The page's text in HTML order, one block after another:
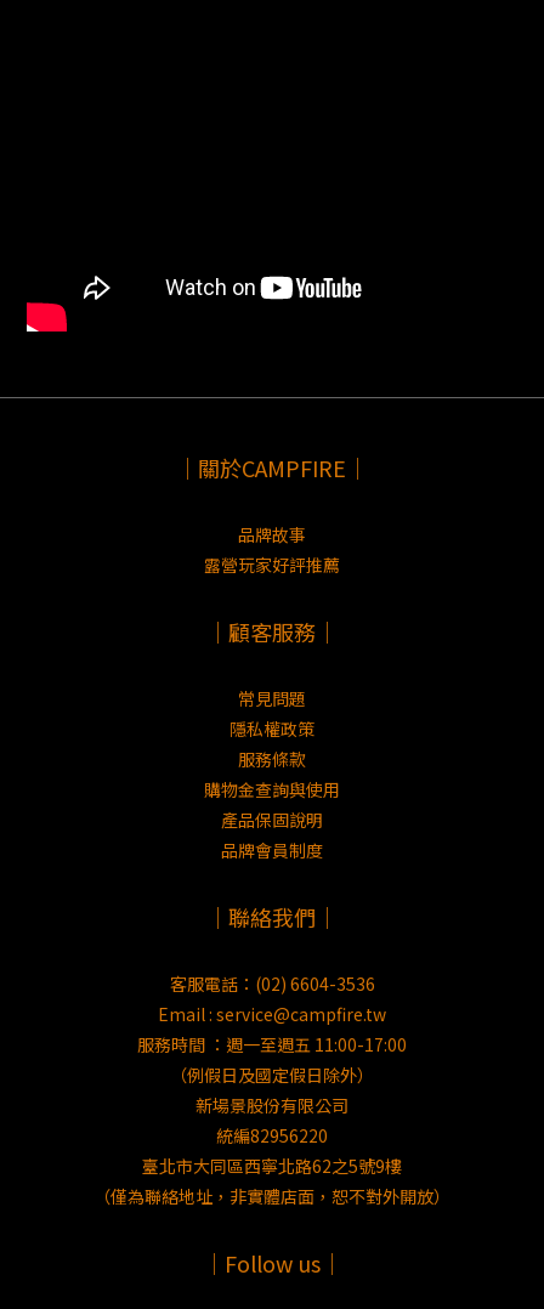
｜關於CAMPFIRE｜
品牌故事
露營玩家好評推薦
｜顧客服務｜
常見問題
隱私權政策
服務條款
購物金查詢與使用
產品保固說明
品牌會員制度
｜聯絡我們｜
客服電話：(02) 6604-3536
Email : service@campfire.tw
服務時間 ：週一至週五 11:00-17:00
（例假日及國定假日除外）
新場景股份有限公司
統編82956220
臺北市大同區西寧北路62之5號9樓
（僅為聯絡地址，非實體店面，恕不對外開放）
｜Follow us｜